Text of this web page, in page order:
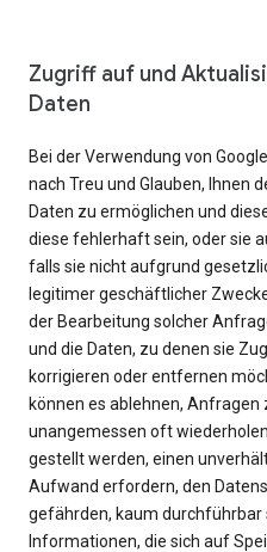
Zugriff auf und
Daten
Bei der Verwendung von
nach Treu und Glauben, Ihnen
Daten zu ermöglichen und
diese fehlerhaft sein, oder sie
falls sie nicht aufgrund
legitimer geschäftlicher
der Bearbeitung solcher
und die Daten, zu denen sie
korrigieren oder entfernen
können es ablehnen, Anfragen
unangemessen oft
gestellt werden, einen
Aufwand erfordern, den
gefährden, kaum
Informationen, die sich auf